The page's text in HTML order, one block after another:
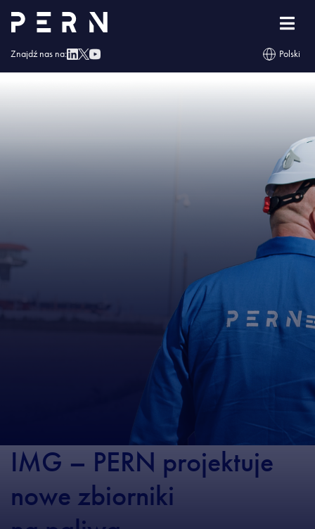
Znajdź nas na: Polski
Strona główna »PERN projektuje nowe zbiorniki na paliwa
IMG – PERN
IMG – PERN projektuje
nowe zbiorniki